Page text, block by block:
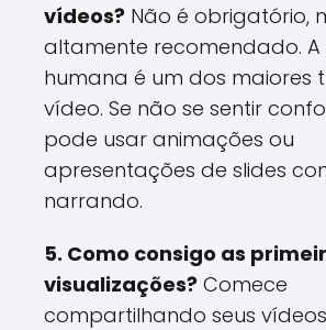
vídeos? Não é obrigatório,
altamente recomendado. A
humana é um dos maiores
vídeo. Se não se sentir
pode usar animações ou
apresentações de slides
narrando.
5. Como consigo as
visualizações? Comece
compartilhando seus